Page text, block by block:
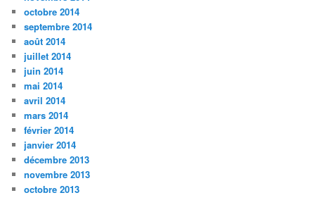
octobre 2014
septembre 2014
août 2014
juillet 2014
juin 2014
mai 2014
avril 2014
mars 2014
février 2014
janvier 2014
décembre 2013
novembre 2013
octobre 2013